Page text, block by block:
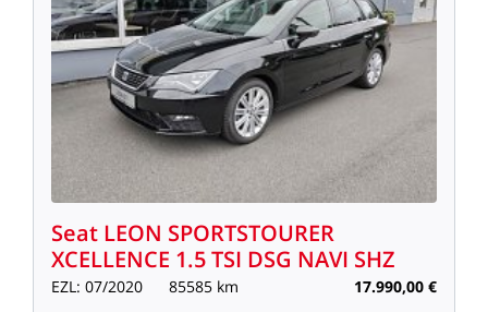
Seat LEON SPORTSTOURER
XCELLENCE 1.5TSI DSG NAVI SHZ
EZL: 07/2020 85585 km 17.990,00 €